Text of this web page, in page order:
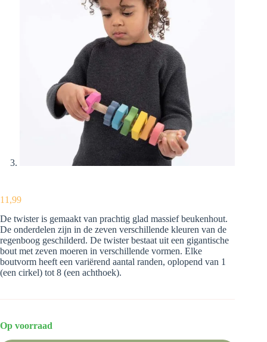
11,99
De twister is gemaakt van prachtig glad massief beukenhout.
De onderdelen zijn in de zeven verschillende kleuren van de
regenboog geschilderd. De twister bestaat uit een gigantische
bout met zeven moeren in verschillende vormen. Elke
boutvorm heeft een variërend aantal randen, oplopend van 1
(een cirkel) tot 8 (een achthoek).
Op voorraad